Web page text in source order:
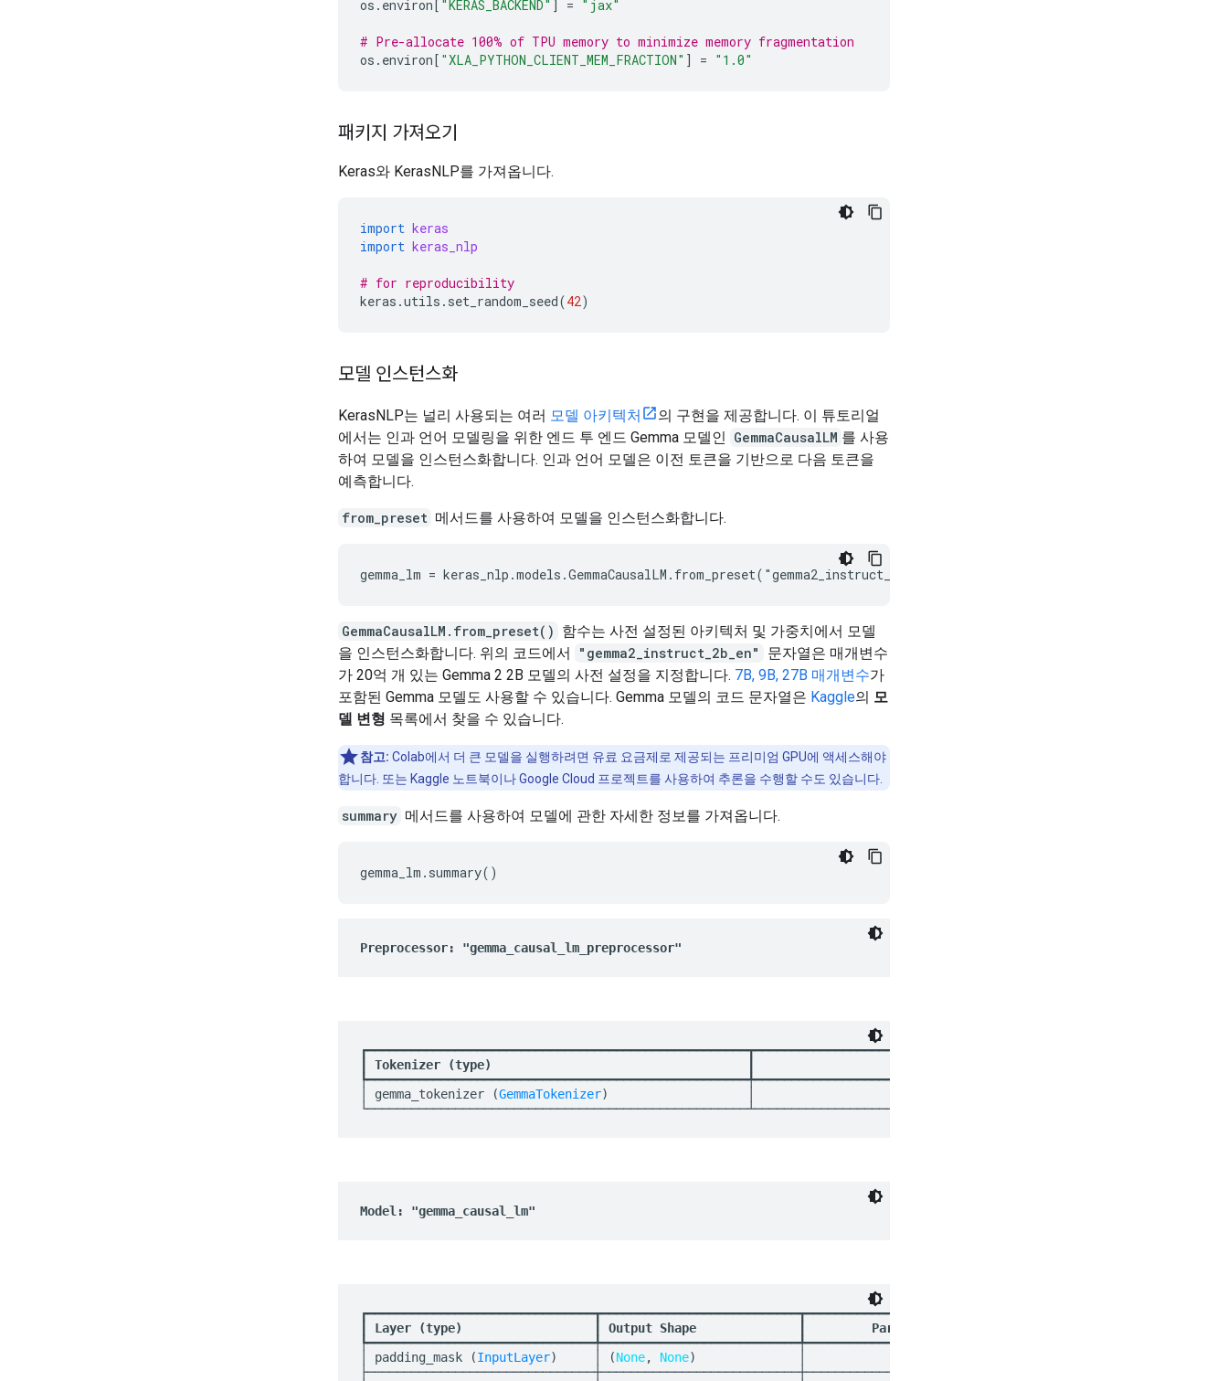
os . environ[ "KERAS_BACKEND" ] = "jax"
# Pre-allocate 100% of TPU memory to minimize memory fragmentation
os . environ[ "XLA_PYTHON_CLIENT_MEM_FRACTION" ] = "1.0"
패키지 가져오기
Keras와 KerasNLP를 가져옵니다.
import keras
import keras_nlp
# for reproducibility
keras .utils . set_random_seed(42)
모델 인스턴스화
KerasNLP는 널리 사용되는 여러 모델 아키텍처
의 구현을 제공합니다. 이 튜토리얼
에서는 인과 언어 모델링을 위한 엔드 투 엔드 Gemma 모델인 GemmaCausalLM 를 사용
하여 모델을 인스턴스화합니다. 인과 언어 모델은 이전 토큰을 기반으로 다음 토큰을
예측합니다.
from_preset 메서드를 사용하여 모델을 인스턴스화합니다.
GemmaCausalLM.from_preset() 함수는 사전 설정된 아키텍처 및 가중치에서 모델
을 인스턴스화합니다. 위의 코드에서
"gemma2_instruct_2b_en"
문자열은 매개변수
가 20억 개 있는 Gemma 2 2B 모델의 사전 설정을 지정합니다. 7B, 9B, 27B 매개변수가
포함된 Gemma 모델도 사용할 수 있습니다. Gemma 모델의 코드 문자열은 Kaggle의 모
델 변형 목록에서 찾을 수 있습니다.
참고: Colab에서 더 큰 모델을 실행하려면 유료 요금제로 제공되는 프리미엄 GPU에 액세스해야
합니다. 또는 Kaggle 노트북이나 Google Cloud 프로젝트를 사용하여 추론을 수행할 수도 있습니다.
summary 메서드를 사용하여 모델에 관한 자세한 정보를 가져옵니다.